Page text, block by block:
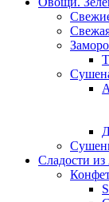
Сладости